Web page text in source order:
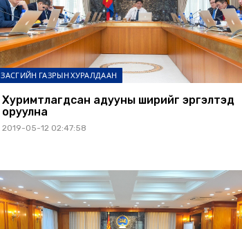
ЗАСГИЙН ГАЗРЫН ХУРАЛДААН
Хуримтлагдсан адууны ширийг эргэлтэд
оруулна
2019-05-12 02:47:58